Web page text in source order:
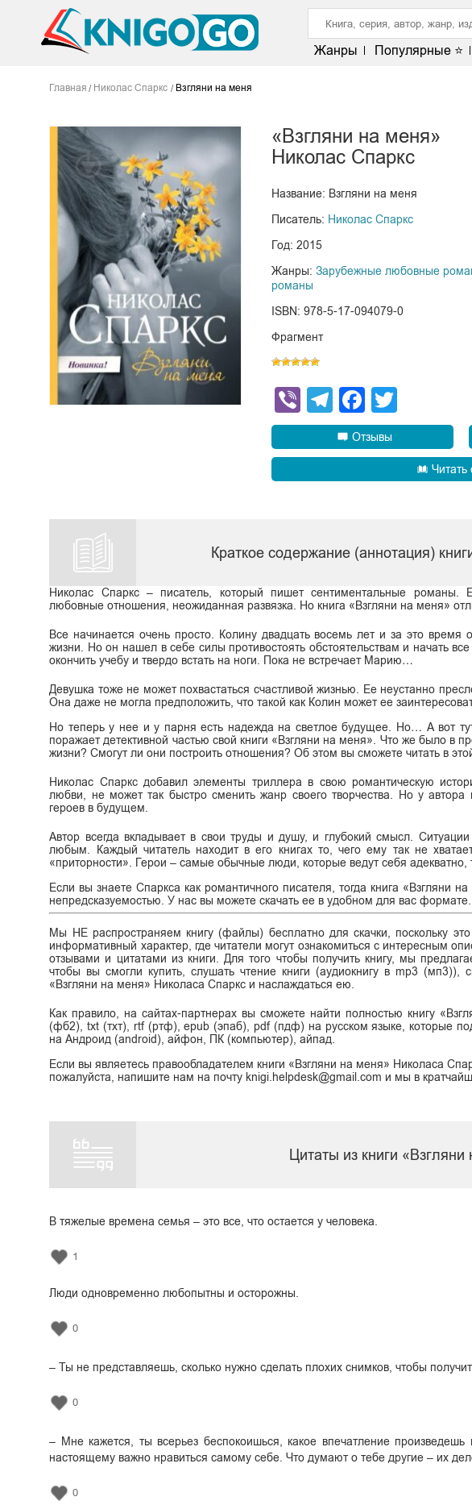
Жанры Популярные ⭐
Главная Николас Спаркс Взгляни на меня
«Взгляни на меня»
Николас Спаркс
Название: Взгляни на меня
Писатель: Николас Спаркс
Год: 2015
Жанры: Зарубежные любовные
романы
ISBN: 978-5-17-094079-0
Фрагмент
ViberTelegram
Facebook
Отзывы
Читать
Краткое содержание (аннотация)
Николас Спаркс – писатель, который пишет сентиментальные романы.
любовные отношения, неожиданная развязка. Но книга «Взгляни на меня»
Все начинается очень просто. Колину двадцать восемь лет и за это
жизни. Но он нашел в себе силы противостоять обстоятельствам и начать
окончить учебу и твердо встать на ноги. Пока не встречает Марию…
Девушка тоже не может похвастаться счастливой жизнью. Ее неустанно
Она даже не могла предположить, что такой как Колин может ее
Но теперь у нее и у парня есть надежда на светлое будущее. Но… А вот
поражает детективной частью свой книги «Взгляни на меня». Что же было
жизни? Смогут ли они построить отношения? Об этом вы сможете читать в
Николас Спаркс добавил элементы триллера в свою романтическую
любви, не может так быстро сменить жанр своего творчества. Но у
героев в будущем.
Автор всегда вкладывает в свои труды и душу, и глубокий смысл.
любым. Каждый читатель находит в его книгах то, чего ему так не
«приторности». Герои – самые обычные люди, которые ведут себя
Если вы знаете Спаркса как романтичного писателя, тогда книга «Взгляни
непредсказуемостью. У нас вы можете скачать ее в удобном для вас формате.
Мы НЕ распространяем книгу (файлы) бесплатно для скачки, поскольку
информативный характер, где читатели могут ознакомиться с интересным
отзывами и цитатами из книги. Для того чтобы получить книгу, мы
чтобы вы смогли купить, слушать чтение книги (аудиокнигу в mp3 (мп3)),
«Взгляни на меня» Николаса Спаркс и наслаждаться ею.
Как правило, на сайтах-партнерах вы сможете найти полностью книгу
(фб2), txt (тхт), rtf (ртф), epub (эпаб), pdf (пдф) на русском языке, которые
на Андроид (android), айфон, ПК (компьютер), айпад.
Если вы являетесь правообладателем книги «Взгляни на меня» Николаса
пожалуйста, напишите нам на почту knigi.helpdesk@gmail.com и мы в
Цитаты из книги
В тяжелые времена семья – это все, что остается у человека.
1
Люди одновременно любопытны и осторожны.
0
– Ты не представляешь, сколько нужно сделать плохих снимков, чтобы
0
– Мне кажется, ты всерьез беспокоишься, какое впечатление
настоящему важно нравиться самому себе. Что думают о тебе другие – их
0